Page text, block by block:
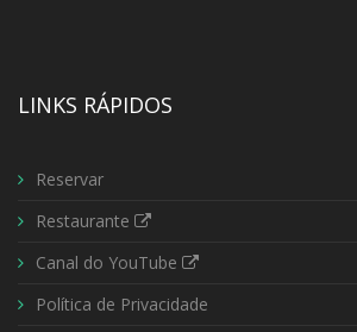
LINKS RÁPIDOS
Reservar
Restaurante
Canal do YouTube
Política de Privacidade